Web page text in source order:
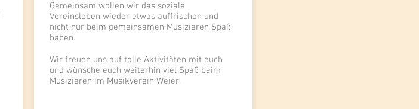
Gemeinsam wollen wir das soziale
Vereinsleben wieder etwas auffrischen und
nicht nur beim gemeinsamen Musizieren Spaß
haben.
Wir freuen uns auf tolle Aktivitäten mit euch
und wünsche euch weiterhin viel Spaß beim
Musizieren im Musikverein Weier.